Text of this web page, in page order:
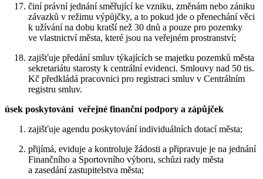
činí právní jednání směřující ke vzniku, změnám nebo zániku
závazků v režimu výpůjčky, a to pokud jde o přenechání věci
k užívání na dobu kratší než 30 dnů a pouze pro pozemky
ve vlastnictví města, které jsou na veřejném prostranství;
zajišťuje předání smluv týkajících se majetku pozemků města
sekretariátu starosty k centrální evidenci. Smlouvy nad 50 tis.
Kč předkládá pracovnici pro registraci smluv v Centrálním
registru smluv.
úsek poskytování veřejné finanční podpory a zápůjček
zajišťuje agendu poskytování individuálních dotací města;
přijímá, eviduje a kontroluje žádosti a připravuje je na jednání
Finančního a Sportovního výboru, schůzi rady města
a zasedání zastupitelstva města;